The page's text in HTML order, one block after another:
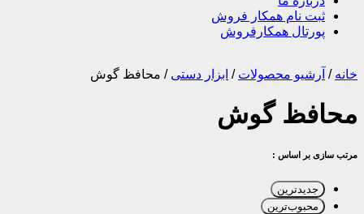
ثبت نام همکار فروش
پورتال همکارفروش
خانه / آرشیو محصولات / ابزار دستی / محافظ گوش
محافظ گوش
مرتب سازی بر اساس :
جدیدترین
محبوب‌ترین